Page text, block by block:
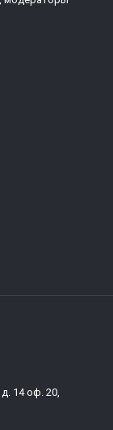
14 оф. 20,